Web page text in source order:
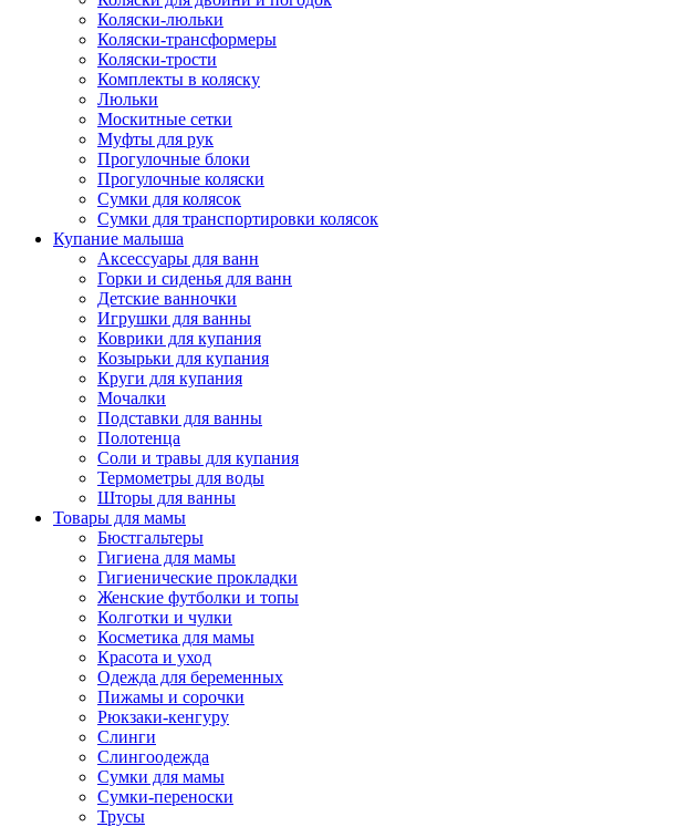
Коляски-люльки
Коляски-трансформеры
Коляски-трости
Комплекты в коляску
Люльки
Москитные сетки
Муфты для рук
Прогулочные блоки
Прогулочные коляски
Сумки для колясок
Сумки для транспортировки колясок
Купание малыша
Аксессуары для ванн
Горки и сиденья для ванн
Детские ванночки
Игрушки для ванны
Коврики для купания
Козырьки для купания
Круги для купания
Мочалки
Подставки для ванны
Полотенца
Соли и травы для купания
Термометры для воды
Шторы для ванны
Товары для мамы
Бюстгальтеры
Гигиена для мамы
Гигиенические прокладки
Женские футболки и топы
Колготки и чулки
Косметика для мамы
Красота и уход
Одежда для беременных
Пижамы и сорочки
Рюкзаки-кенгуру
Слинги
Слингоодежда
Сумки для мамы
Сумки-переноски
Трусы